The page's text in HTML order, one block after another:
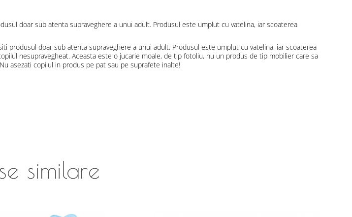
doar sub atenta supraveghere a unui adult. Produsul este umplut cu vatelina, iar scoaterea
produsul doar sub atenta supraveghere a unui adult. Produsul este umplut cu vatelina, iar scoaterea
nesupravegheat. Aceasta este o jucarie moale, de tip fotoliu, nu un produs de tip mobilier care sa
asezati copilul in produs pe pat sau pe suprafete inalte!
similare